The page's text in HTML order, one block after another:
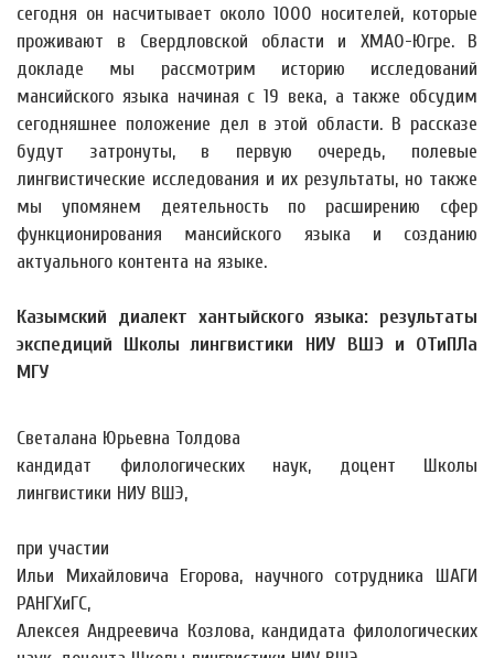
сегодня он насчитывает около 1000 носителей, которые
проживают в Свердловской области и ХМАО-Югре. В
докладе мы рассмотрим историю исследований
мансийского языка начиная с 19 века, а также обсудим
сегодняшнее положение дел в этой области. В рассказе
будут затронуты, в первую очередь, полевые
лингвистические исследования и их результаты, но также
мы упомянем деятельность по расширению сфер
функционирования мансийского языка и созданию
актуального контента на языке.
Казымский диалект хантыйского языка: результаты
экспедиций Школы лингвистики НИУ ВШЭ и ОТиПЛа
МГУ
Светалана Юрьевна Толдова
кандидат филологических наук, доцент Школы
лингвистики НИУ ВШЭ,
при участии
Ильи Михайловича Егорова, научного сотрудника ШАГИ
РАНГХиГС,
Алексея Андреевича Козлова, кандидата филологических